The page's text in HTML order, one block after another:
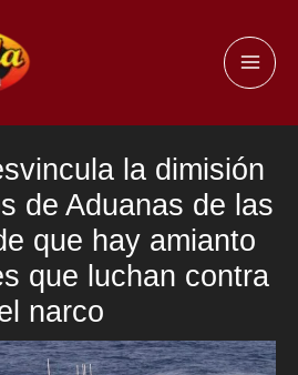
la dimisión
de Aduanas de las
que hay amianto
que luchan contra
narco